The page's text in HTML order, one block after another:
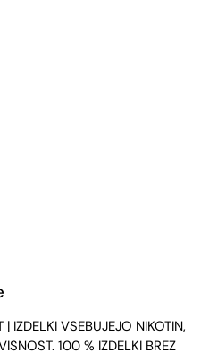
IZDELKI VSEBUJEJO NIKOTIN,
100 % IZDELKI BREZ